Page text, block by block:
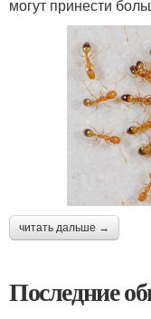
могут принести
читать дальше →
Последние